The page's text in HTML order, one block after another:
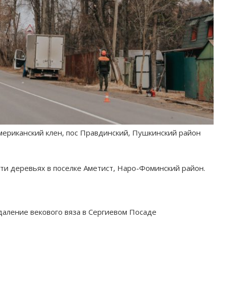
клен, пос Правдинский, Пушкинский район
деревьях в поселке Аметист, Наро-Фоминский район.
векового вяза в Сергиевом Посаде